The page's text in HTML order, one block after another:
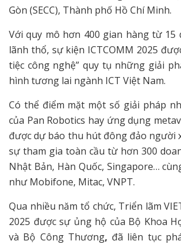
Gòn (SECC), Thành phố Hồ Chí Minh.
Với quy mô hơn 400 gian hàng từ 15
lãnh thổ, sự kiện ICTCOMM 2025
tiệc công nghệ” quy tụ những giải
hình tương lai ngành ICT Việt Nam.
Có thể điểm mặt một số giải pháp
của Pan Robotics hay ứng dụng
được dự báo thu hút đông đảo người
sự tham gia toàn cầu từ hơn 300
Nhật Bản, Hàn Quốc, Singapore…
như Mobifone, Mitac, VNPT.
Qua nhiều năm tổ chức, Triển lãm
2025 được sự ủng hộ của Bộ Khoa
và Bộ Công Thương, đã liên tục